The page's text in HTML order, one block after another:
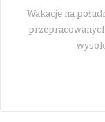
Wakacje na